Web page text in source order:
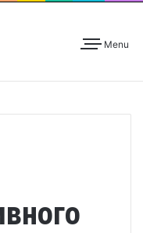
Menu